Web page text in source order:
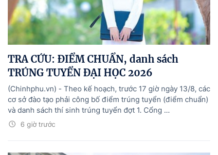
TRA CỨU: ĐIỂM CHUẨN, danh sách
TRÚNG TUYỂN ĐẠI HỌC 2026
6 giờ trước
(Chinhphu.vn) - Theo kế hoạch, trước 17 giờ ngày 13/8, các
cơ sở đào tạo phải công bố điểm trúng tuyển (điểm chuẩn)
và danh sách thí sinh trúng tuyển đợt 1. Cổng ...